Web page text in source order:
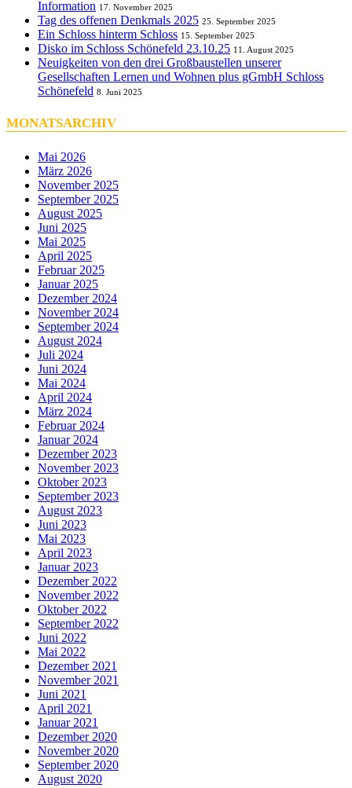
Information 17. November 2025
Tag des offenen Denkmals 2025 25. September 2025
Ein Schloss hinterm Schloss 15. September 2025
Disko im Schloss Schönefeld 23.10.25 11. August 2025
Neuigkeiten von den drei Großbaustellen unserer
Gesellschaften Lernen und Wohnen plus gGmbH Schloss
Schönefeld 8. Juni 2025
MONATSARCHIV
Mai 2026
März 2026
November 2025
September 2025
August 2025
Juni 2025
Mai 2025
April 2025
Februar 2025
Januar 2025
Dezember 2024
November 2024
September 2024
August 2024
Juli 2024
Juni 2024
Mai 2024
April 2024
März 2024
Februar 2024
Januar 2024
Dezember 2023
November 2023
Oktober 2023
September 2023
August 2023
Juni 2023
Mai 2023
April 2023
Januar 2023
Dezember 2022
November 2022
Oktober 2022
September 2022
Juni 2022
Mai 2022
Dezember 2021
November 2021
Juni 2021
April 2021
Januar 2021
Dezember 2020
November 2020
September 2020
August 2020